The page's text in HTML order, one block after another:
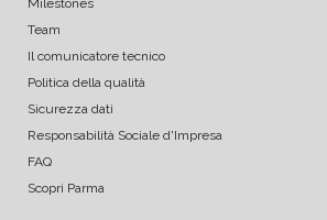
Team
Il comunicatore tecnico
Politica della qualità
Sicurezza dati
Responsabilità Sociale d'Impresa
FAQ
Scopri Parma